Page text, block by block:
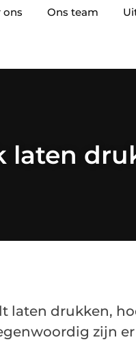
ons Ons team
laten
laten drukken,
zijn er